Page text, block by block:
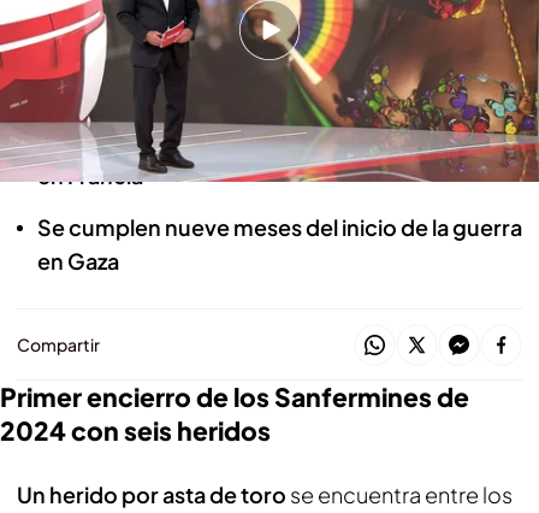
Primer encierro de los Sanfermines de 2024
con seis heridos
Segunda y definitiva vuelta de las elecciones
en Francia
Se cumplen nueve meses del inicio de la guerra
en Gaza
Compartir
Primer encierro de los Sanfermines de
2024 con seis heridos
Un herido por asta de toro se encuentra entre los